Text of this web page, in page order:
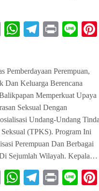
EmailWhatsApp
Telegram
PrintLine
Pemberdayaan Perempuan,
Dan Keluarga Berencana
Memperkuat Upaya
Seksual Dengan
Undang-Undang
Seksual (TPKS). Program Ini
Perempuan Dan Berbagai
Sejumlah Wilayah. Kepala…
EmailWhatsApp
Telegram
PrintLine